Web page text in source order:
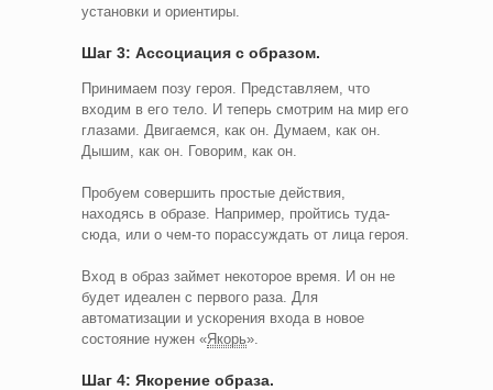
установки и ориентиры.
Шаг 3: Ассоциация с образом.
Принимаем позу героя. Представляем, что
входим в его тело. И теперь смотрим на мир его
глазами. Двигаемся, как он. Думаем, как он.
Дышим, как он. Говорим, как он.
Пробуем совершить простые действия,
находясь в образе. Например, пройтись туда-
сюда, или о чем-то порассуждать от лица героя.
Вход в образ займет некоторое время. И он не
будет идеален с первого раза. Для
автоматизации и ускорения входа в новое
состояние нужен «Якорь».
Шаг 4: Якорение образа.